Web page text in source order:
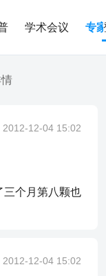
学术会议 专
2012-12-04 15:02
三个月第八颗也
2012-12-04 15:02